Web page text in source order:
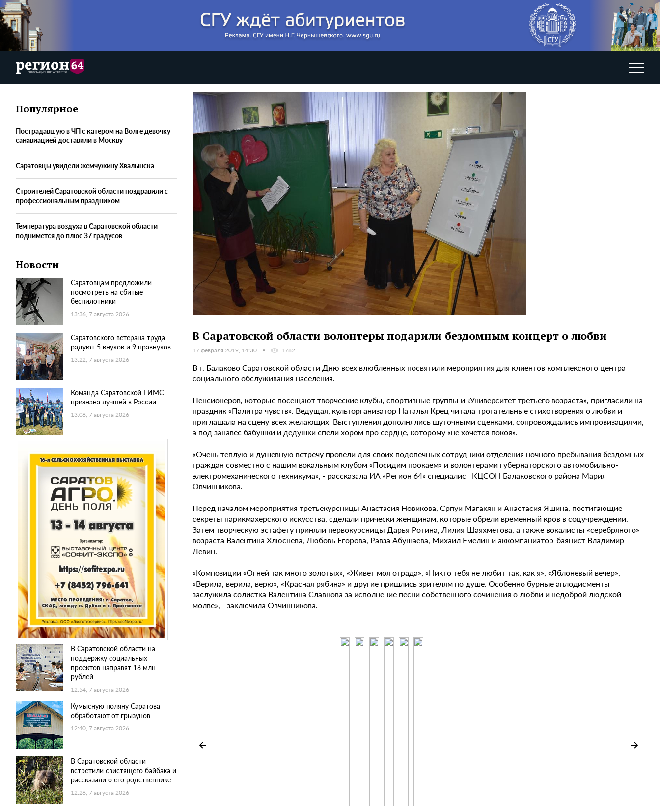
Популярное
Пострадавшую в ЧП с катером на Волге девочку
санавиацией доставили в Москву
Саратовцы увидели жемчужину Хвалынска
Строителей Саратовской области поздравили с
профессиональным праздником
Температура воздуха в Саратовской области
поднимется до плюс 37 градусов
Новости
Саратовцам предложили
посмотреть на сбитые
беспилотники
13:36, 7 августа 2026
Саратовского ветерана труда
радуют 5 внуков и 9 правнуков
13:22, 7 августа 2026
Команда Саратовской ГИМС
признана лучшей в России
13:08, 7 августа 2026
В Саратовской области на
поддержку социальных
проектов направят 18 млн
рублей
12:54, 7 августа 2026
Кумысную поляну Саратова
обработают от грызунов
12:40, 7 августа 2026
В Саратовской области
встретили свистящего байбака и
рассказали о его родственнике
12:26, 7 августа 2026
В Саратовской области волонтеры подарили бездомным концерт о любви
17 февраля 2019, 14:30 1782
В г. Балаково Саратовской области Дню всех влюбленных посвятили мероприятия для клиентов комплексного центра
социального обслуживания населения.
Пенсионеров, которые посещают творческие клубы, спортивные группы и «Университет третьего возраста», пригласили на
праздник «Палитра чувств». Ведущая, культорганизатор Наталья Крец читала трогательные стихотворения о любви и
приглашала на сцену всех желающих. Выступления дополнялись шуточными сценками, сопровождались импровизациями,
а под занавес бабушки и дедушки спели хором про сердце, которому «не хочется покоя».
«Очень теплую и душевную встречу провели для своих подопечных сотрудники отделения ночного пребывания бездомных
граждан совместно с нашим вокальным клубом «Посидим поокаем» и волонтерами губернаторского автомобильно-
электромеханического техникума», - рассказала ИА «Регион 64» специалист КЦСОН Балаковского района Мария
Овчинникова.
Перед началом мероприятия третьекурсницы Анастасия Новикова, Српуи Магакян и Анастасия Яшина, постигающие
секреты парикмахерского искусства, сделали прически женщинам, которые обрели временный кров в соцучреждении.
Затем творческую эстафету приняли первокурсницы Дарья Ротина, Лилия Шаяхметова, а также вокалисты «серебряного»
возраста Валентина Хлюснева, Любовь Егорова, Равза Абушаева, Михаил Емелин и аккомпаниатор-баянист Владимир
Левин.
«Композиции «Огней так много золотых», «Живет моя отрада», «Никто тебя не любит так, как я», «Яблоневый вечер»,
«Верила, верила, верю», «Красная рябина» и другие пришлись зрителям по душе. Особенно бурные аплодисменты
заслужила солистка Валентина Славнова за исполнение песни собственного сочинения о любви и недоброй людской
молве», - заключила Овчинникова.